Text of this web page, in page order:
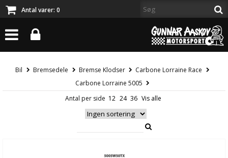
Antal varer: 0
Bil Bremsedele Bremse Klodser
Carbone Lorraine Race
Carbone Lorraine 5005
Antal per side